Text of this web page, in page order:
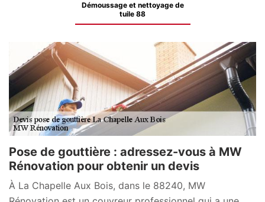
Démoussage et nettoyage de
tuile 88
Pose de gouttière : adressez-vous à MW
Rénovation pour obtenir un devis
À La Chapelle Aux Bois, dans le 88240, MW